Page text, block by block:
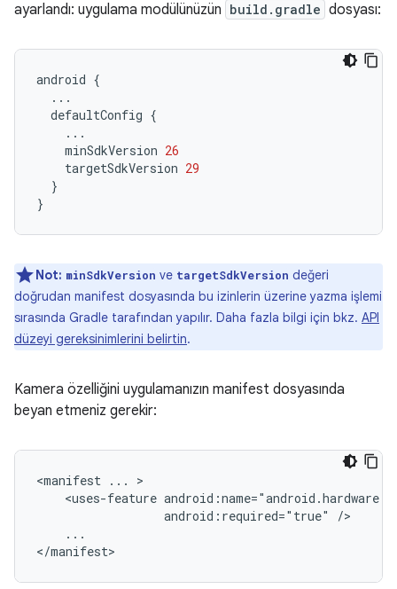
ayarlandı: uygulama modülünüzün build.gradle dosyası:
android {
...
defaultConfig {
...
minSdkVersion 26
targetSdkVersion 29
}
}
Not: minSdkVersion ve targetSdkVersion değeri
doğrudan manifest dosyasında bu izinlerin üzerine yazma işlemi
sırasında Gradle tarafından yapılır. Daha fazla bilgi için bkz. API
düzeyi gereksinimlerini belirtin.
Kamera özelliğini uygulamanızın manifest dosyasında
beyan etmeniz gerekir:
<manifest ...
<uses-feature
android:required="true"
...
</manifest>